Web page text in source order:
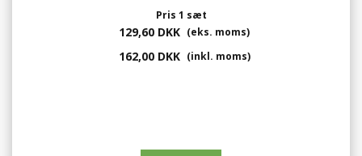
Pris 1 sæt
129,60 DKK (eks. moms)
162,00 DKK (inkl. moms)